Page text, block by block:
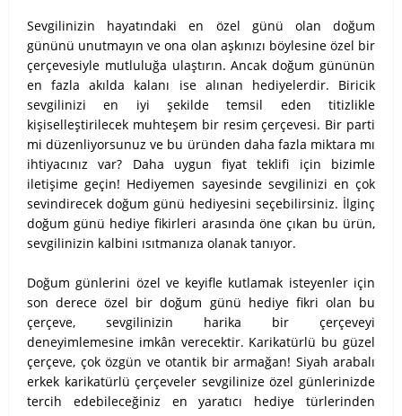
Sevgilinizin hayatındaki en özel günü olan doğum
gününü unutmayın ve ona olan aşkınızı böylesine özel bir
çerçevesiyle mutluluğa ulaştırın. Ancak doğum gününün
en fazla akılda kalanı ise alınan hediyelerdir. Biricik
sevgilinizi en iyi şekilde temsil eden titizlikle
kişiselleştirilecek muhteşem bir resim çerçevesi. Bir parti
mi düzenliyorsunuz ve bu üründen daha fazla miktara mı
ihtiyacınız var? Daha uygun fiyat teklifi için bizimle
iletişime geçin! Hediyemen sayesinde sevgilinizi en çok
sevindirecek doğum günü hediyesini seçebilirsiniz. İlginç
doğum günü hediye fikirleri arasında öne çıkan bu ürün,
sevgilinizin kalbini ısıtmanıza olanak tanıyor.
Doğum günlerini özel ve keyifle kutlamak isteyenler için
son derece özel bir doğum günü hediye fikri olan bu
çerçeve, sevgilinizin harika bir çerçeveyi
deneyimlemesine imkân verecektir. Karikatürlü bu güzel
çerçeve, çok özgün ve otantik bir armağan! Siyah arabalı
erkek karikatürlü çerçeveler sevgilinize özel günlerinizde
tercih edebileceğiniz en yaratıcı hediye türlerinden